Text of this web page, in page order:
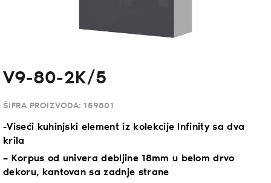
V9-80-2K/5
ŠIFRA PROIZVODA: 159801
-Viseći kuhinjski element iz kolekcije Infinity sa dva
krila
– Korpus od univera debljine 18mm u belom drvo
dekoru, kantovan sa zadnje strane